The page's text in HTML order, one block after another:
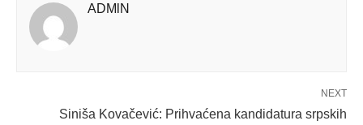
ADMlN
NEXT
Siniša Kovačević: Prihvaćena kandidatura srpskih